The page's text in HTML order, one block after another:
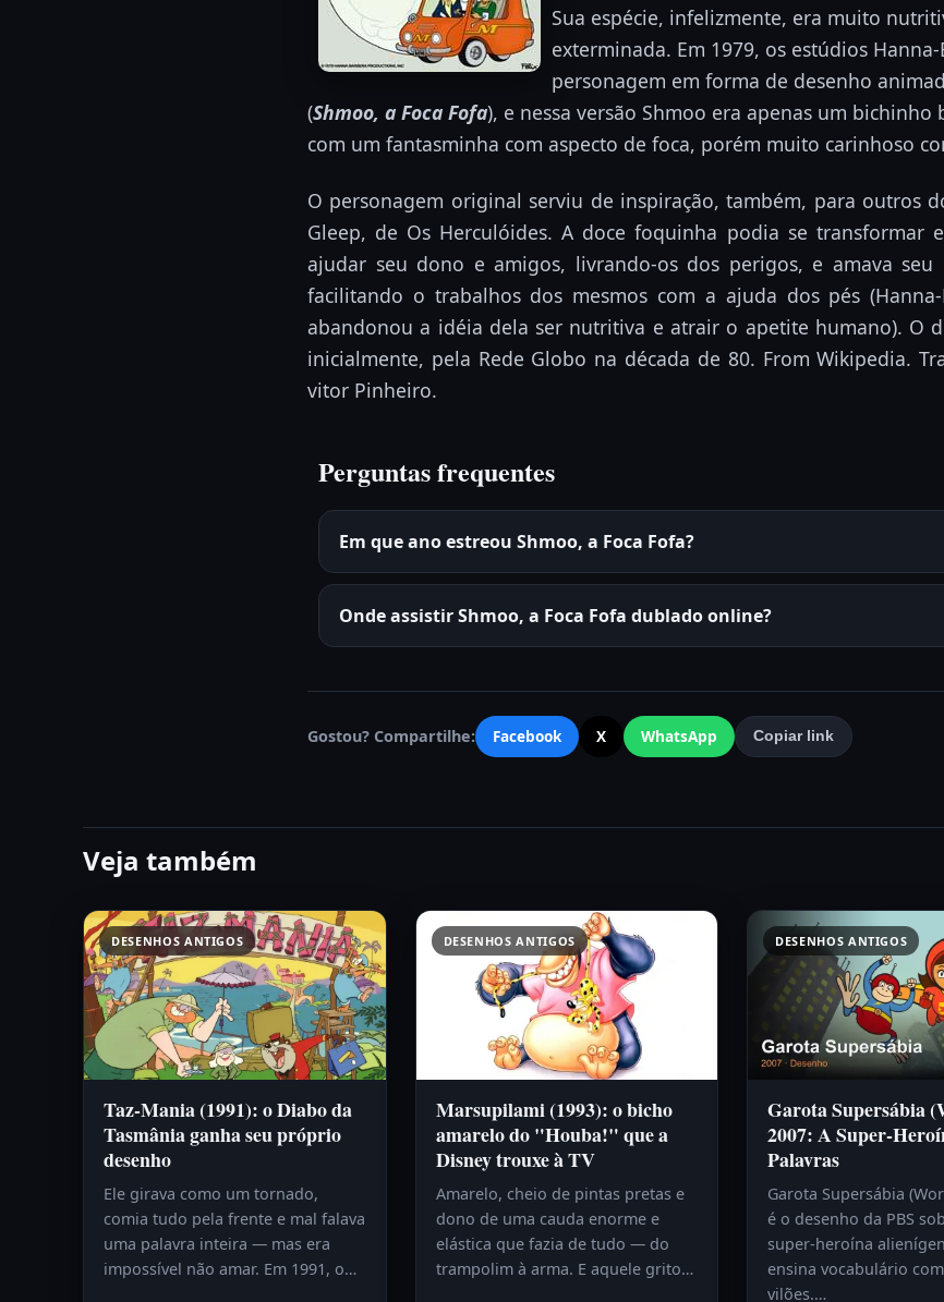
Sua espécie, infelizmente, era muito
exterminada. Em 1979, os estúdios
personagem em forma de desenho
(Shmoo, a Foca Fofa), e nessa versão Shmoo era apenas um bichinho
com um fantasminha com aspecto de foca, porém muito carinhoso
O personagem original serviu de inspiração, também, para outros
Gleep, de Os Herculóides. A doce foquinha podia se transformar
ajudar seu dono e amigos, livrando-os dos perigos, e amava seu
facilitando o trabalhos dos mesmos com a ajuda dos pés
abandonou a idéia dela ser nutritiva e atrair o apetite humano). O
inicialmente, pela Rede Globo na década de 80. From Wikipedia.
vitor Pinheiro.
Perguntas frequentes
Em que ano estreou Shmoo, a Foca Fofa?
Onde assistir Shmoo, a Foca Fofa dublado online?
Gostou? Compartilhe: Facebook X WhatsApp Copiar link
Veja também
DESENHOS ANTIGOS
Taz-Mania (1991): o Diabo da
Tasmânia ganha seu próprio
desenho
Ele girava como um tornado,
comia tudo pela frente e mal falava
uma palavra inteira — mas era
impossível não amar. Em 1991, o…
DESENHOS ANTIGOS
Marsupilami (1993): o bicho
amarelo do "Houba!" que a
Disney trouxe à TV
Amarelo, cheio de pintas pretas e
dono de uma cauda enorme e
elástica que fazia de tudo — do
trampolim à arma. E aquele grito…
DESENHOS ANTIGOS
Garota Supersábia
2007: A Super-
Palavras
Garota Supersábia
é o desenho da PBS
super-heroína
ensina vocabulário
vilões.…